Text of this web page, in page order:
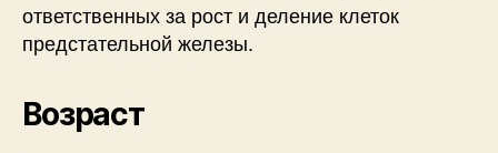
ответственных за рост и деление клеток
предстательной железы.
Возраст